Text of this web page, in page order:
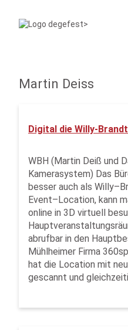
Martin Deiss
Digital die Willy-
WBH (Martin Deiß und
Kamerasystem) Das
besser auch als
Event–Location, kann
online in 3D virtuell
abrufbar in den
Mühlheimer Firma
hat die Location mit
gescannt und